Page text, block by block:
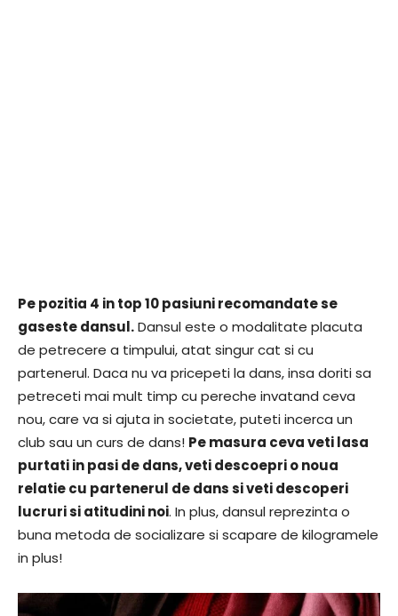
Pe pozitia 4 in top 10 pasiuni recomandate se
gaseste dansul.Dansul este o modalitate placuta
de petrecere a timpului, atat singur cat si cu
partenerul. Daca nu va pricepeti la dans, insa doriti sa
petreceti mai mult timp cu pereche invatand ceva
nou, care va si ajuta in societate, puteti incerca un
club sau un curs de dans! Pe masura ceva veti lasa
purtati in pasi de dans, veti descoepri o noua
relatie cu partenerul de dans si veti descoperi
lucruri si atitudini noi. In plus, dansul reprezinta o
buna metoda de socializare si scapare de kilogramele
in plus!